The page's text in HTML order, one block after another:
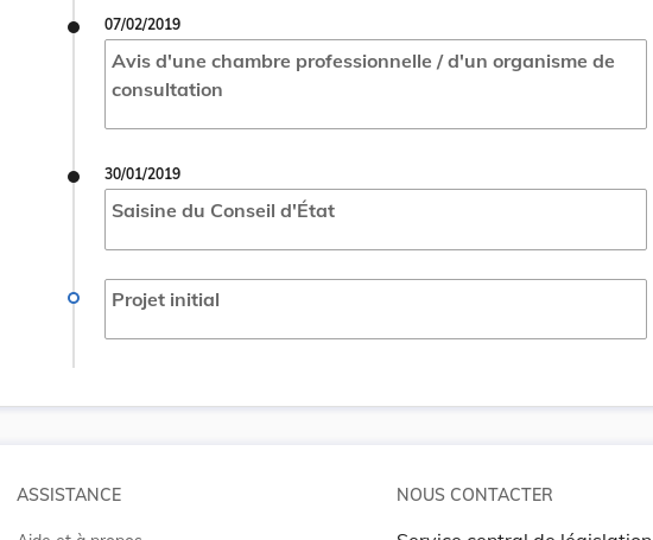
07/02/2019
Avis d'une chambre professionnelle / d'un organisme de
consultation
30/01/2019
Saisine du Conseil d'État
Projet initial
ASSISTANCE NOUS CONTACTER